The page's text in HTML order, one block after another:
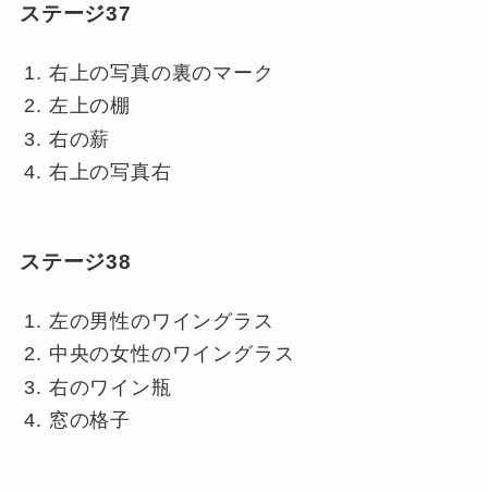
ステージ37
右上の写真の裏のマーク
左上の棚
右の薪
右上の写真右
ステージ38
左の男性のワイングラス
中央の女性のワイングラス
右のワイン瓶
窓の格子